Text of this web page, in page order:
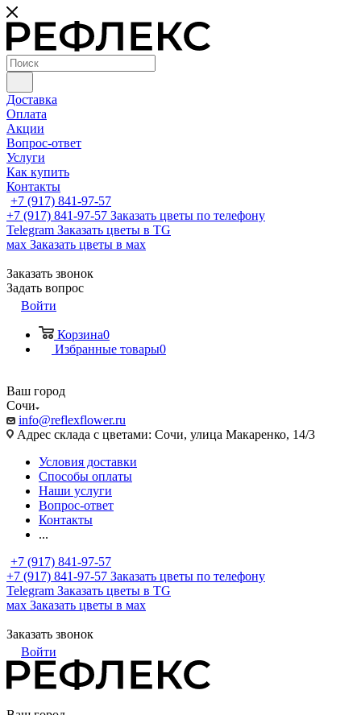
Доставка
Оплата
Акции
Вопрос-ответ
Услуги
Как купить
Контакты
+7 (917) 841-97-57
+7 (917) 841-97-57 Заказать цветы по телефону
Telegram Заказать цветы в TG
мах Заказать цветы в мах
Заказать звонок
Задать вопрос
Войти
Корзина0
Избранные товары0
Ваш город
Сочи
info@reflexflower.ru
Адрес склада с цветами: Сочи, улица Макаренко, 14/3
Условия доставки
Способы оплаты
Наши услуги
Вопрос-ответ
Контакты
...
+7 (917) 841-97-57
+7 (917) 841-97-57 Заказать цветы по телефону
Telegram Заказать цветы в TG
мах Заказать цветы в мах
Заказать звонок
Войти